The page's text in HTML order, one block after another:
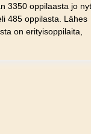
3350 oppilaasta jo nyt
485 oppilasta. Lähes
on erityisoppilaita,